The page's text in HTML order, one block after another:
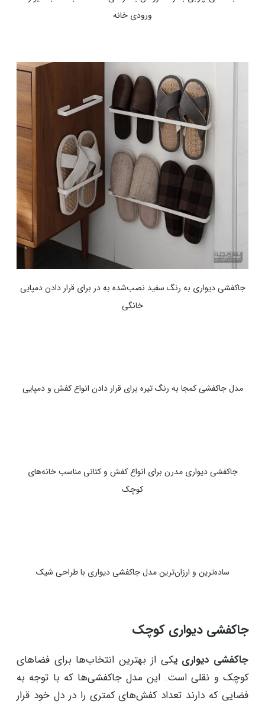
ورودی خانه
جاکفشی دیواری به رنگ سفید نصب‌شده به در برای قرار دادن دمپایی
خانگی
مدل جاکفشی کمجا به رنگ تیره برای قرار دادن انواع کفش و دمپایی
جاکفشی دیواری مدرن برای انواع کفش و کتانی مناسب خانه‌های
کوچک
ساده‌ترین و ارزان‌ترین مدل جاکفشی دیواری با طراحی شیک
جاکفشی دیواری کوچک
جاکفشی دیواری ی کی از بهترین انتخاب‌ها برای فضاهای
کوچک و نقلی است. این مدل جاکفشی‌ها که با توجه به
فضایی که دارند تعداد کفش‌های کمتری را در دل خود قرار